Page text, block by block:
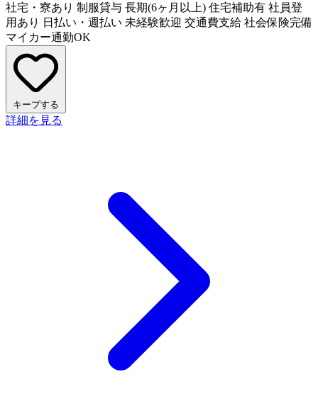
社宅・寮あり 制服貸与 長期(6ヶ月以上) 住宅補助有 社員登
用あり
日払い・週払い 未経験歓迎 交通費支給 社会保険完備
マイカー通勤OK
キープする
詳細を見る